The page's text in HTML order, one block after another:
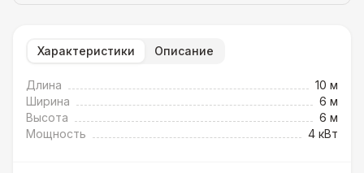
Характеристики Описание
Длина
10 м
Ширина
6 м
Высота
6 м
Мощность
4 кВт